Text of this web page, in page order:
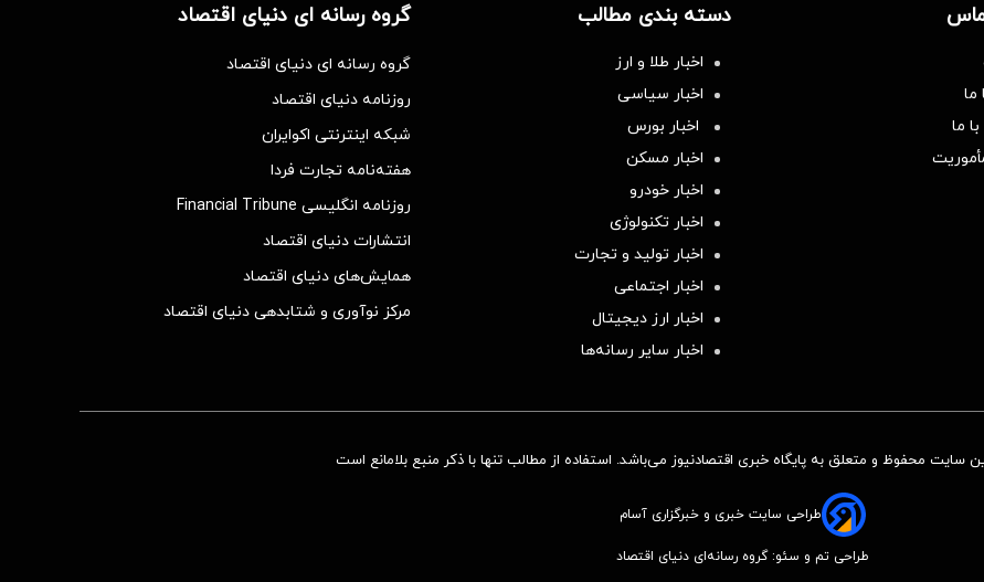
ما
ما
دسته بندی مطالب
اخبار طلا و ارز
اخبار سیاسی
اخبار بورس
اخبار مسکن
اخبار خودرو
اخبار تکنولوژی
اخبار تولید و تجارت
اخبار اجتماعی
اخبار ارز دیجیتال
اخبار سایر رسانه‌‌ها
گروه رسانه ای دنیای اقتصاد
گروه رسانه ای دنیای اقتصاد
روزنامه دنیای اقتصاد
شبکه اینترنتی اکوایران
هفته‌نامه تجارت فردا
روزنامه انگلیسی Financial Tribune
انتشارات دنیای اقتصاد
همایش‌های دنیای اقتصاد
مرکز نوآوری و شتابدهی دنیای اقتصاد
سایت محفوظ و متعلق به پایگاه خبری اقتصادنیوز می‌باشد. استفاده از مطالب تنها با ذکر منبع بلامانع است
طراحی سایت خبری و خبرگزاری آسام
طراحی تم و سئو: گروه رسانه‌ای دنیای اقتصاد